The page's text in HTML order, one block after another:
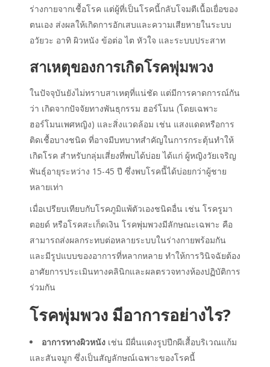
ร่างกายจากเชื้อโรค แต่ผู้ที่เป็นโรคนี้กลับโจมตีเนื้อเยื่อของ
ตนเอง ส่งผลให้เกิดการอักเสบและความเสียหายในระบบ
อวัยวะ อาทิ ผิวหนัง ข้อต่อ ไต หัวใจ และระบบประสาท
สาเหตุของการเกิดโรคพุ่มพวง
ในปัจจุบันยังไม่ทราบสาเหตุที่แน่ชัด แต่มีการคาดการณ์กัน
ว่า เกิดจากปัจจัยทางพันธุกรรม ฮอร์โมน (โดยเฉพาะ
ฮอร์โมนเพศหญิง) และสิ่งแวดล้อม เช่น แสงแดดหรือการ
ติดเชื้อบางชนิด ที่อาจมีบทบาทสำคัญในการกระตุ้นทำให้
เกิดโรค สำหรับกลุ่มเสี่ยงที่พบได้บ่อย ได้แก่ ผู้หญิงวัยเจริญ
พันธุ์อายุระหว่าง 15-45 ปี ซึ่งพบโรคนี้ได้บ่อยกว่าผู้ชาย
หลายเท่า
เมื่อเปรียบเทียบกับโรคภูมิแพ้ตัวเองชนิดอื่น เช่น โรครูมา
ตอยด์ หรือโรคสะเก็ดเงิน โรคพุ่มพวงมีลักษณะเฉพาะ คือ
สามารถส่งผลกระทบต่อหลายระบบในร่างกายพร้อมกัน
และมีรูปแบบของอาการที่หลากหลาย ทำให้การวินิจฉัยต้อง
อาศัยการประเมินทางคลินิกและผลตรวจทางห้องปฏิบัติการ
ร่วมกัน
โรคพุ่มพวง มีอาการอย่างไร?
อาการทางผิวหนัง เช่น มีผื่นแดงรูปปีกผีเสื้อบริเวณแก้ม
และสันจมูก ซึ่งเป็นสัญลักษณ์เฉพาะของโรคนี้